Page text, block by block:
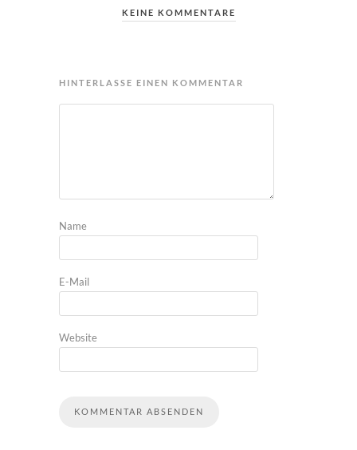
KEINE KOMMENTARE
HINTERLASSE EINEN KOMMENTAR
Name
E-Mail
Website